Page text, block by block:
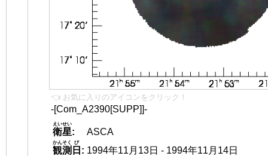
👈 お気に入りのアイコンをクリック！
-[Com_A2390[SUPP]]-
衛星
えいせい
:
ASCA
観測
かんそく
日
び
: 1994年11月13日 - 1994年11月14日